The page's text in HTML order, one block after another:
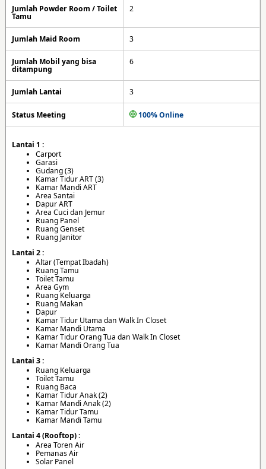
Jumlah Powder Room / Toilet
Tamu
2
Jumlah Maid Room 3
Jumlah Mobil yang bisa
ditampung
6
Jumlah Lantai 3
Status Meeting 100% Online
Lantai 1 :
Carport
Garasi
Gudang (3)
Kamar Tidur ART (3)
Kamar Mandi ART
Area Santai
Dapur ART
Area Cuci dan Jemur
Ruang Panel
Ruang Genset
Ruang Janitor
Lantai 2 :
Altar (Tempat Ibadah)
Ruang Tamu
Toilet Tamu
Area Gym
Ruang Keluarga
Ruang Makan
Dapur
Kamar Tidur Utama dan Walk In Closet
Kamar Mandi Utama
Kamar Tidur Orang Tua dan Walk In Closet
Kamar Mandi Orang Tua
Lantai 3 :
Ruang Keluarga
Toilet Tamu
Ruang Baca
Kamar Tidur Anak (2)
Kamar Mandi Anak (2)
Kamar Tidur Tamu
Kamar Mandi Tamu
Lantai 4 (Rooftop) :
Area Toren Air
Pemanas Air
Solar Panel